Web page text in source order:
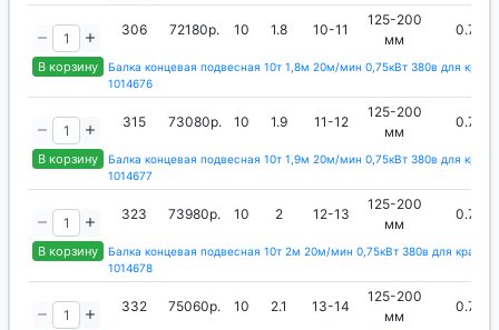
В корзину
306 72180р. 10 1.8 10-11
125-200
мм
0.75
Балка концевая подвесная 10т 1,8м 20м/мин 0,75кВт 380в для кран-
1014676
В корзину
315 73080р. 10 1.9 11-12
125-200
мм
0.75
Балка концевая подвесная 10т 1,9м 20м/мин 0,75кВт 380в для кран-
1014677
В корзину
323 73980р. 10 2 12-13
125-200
мм
0.75
Балка концевая подвесная 10т 2м 20м/мин 0,75кВт 380в для кран-
1014678
332 75060р. 10 2.1 13-14
125-200
мм
0.75